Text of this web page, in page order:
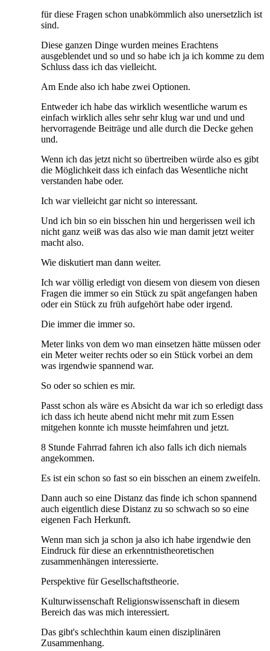
für diese Fragen schon unabkömmlich also unersetzlich ist
sind.
Diese ganzen Dinge wurden meines Erachtens
ausgeblendet und so und so habe ich ja ich komme zu dem
Schluss dass ich das vielleicht.
Am Ende also ich habe zwei Optionen.
Entweder ich habe das wirklich wesentliche warum es
einfach wirklich alles sehr sehr klug war und und und
hervorragende Beiträge und alle durch die Decke gehen
und.
Wenn ich das jetzt nicht so übertreiben würde also es gibt
die Möglichkeit dass ich einfach das Wesentliche nicht
verstanden habe oder.
Ich war vielleicht gar nicht so interessant.
Und ich bin so ein bisschen hin und hergerissen weil ich
nicht ganz weiß was das also wie man damit jetzt weiter
macht also.
Wie diskutiert man dann weiter.
Ich war völlig erledigt von diesem von diesem von diesen
Fragen die immer so ein Stück zu spät angefangen haben
oder ein Stück zu früh aufgehört habe oder irgend.
Die immer die immer so.
Meter links von dem wo man einsetzen hätte müssen oder
ein Meter weiter rechts oder so ein Stück vorbei an dem
was irgendwie spannend war.
So oder so schien es mir.
Passt schon als wäre es Absicht da war ich so erledigt dass
ich dass ich heute abend nicht mehr mit zum Essen
mitgehen konnte ich musste heimfahren und jetzt.
8 Stunde Fahrrad fahren ich also falls ich dich niemals
angekommen.
Es ist ein schon so fast so ein bisschen an einem zweifeln.
Dann auch so eine Distanz das finde ich schon spannend
auch eigentlich diese Distanz zu so schwach so so eine
eigenen Fach Herkunft.
Wenn man sich ja schon ja also ich habe irgendwie den
Eindruck für diese an erkenntnistheoretischen
zusammenhängen interessierte.
Perspektive für Gesellschaftstheorie.
Kulturwissenschaft Religionswissenschaft in diesem
Bereich das was mich interessiert.
Das gibt's schlechthin kaum einen disziplinären
Zusammenhang.